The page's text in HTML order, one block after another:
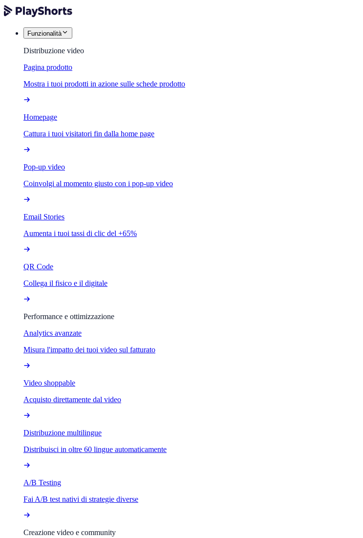
Funzionalità
Distribuzione video
Pagina prodotto
Mostra i tuoi prodotti in azione sulle schede prodotto
Homepage
Cattura i tuoi visitatori fin dalla home page
Pop-up video
Coinvolgi al momento giusto con i pop-up video
Email Stories
Aumenta i tuoi tassi di clic del +65%
QR Code
Collega il fisico e il digitale
Performance e ottimizzazione
Analytics avanzate
Misura l'impatto dei tuoi video sul fatturato
Video shoppable
Acquisto direttamente dal video
Distribuzione multilingue
Distribuisci in oltre 60 lingue automaticamente
A/B Testing
Fai A/B test nativi di strategie diverse
Creazione video e community